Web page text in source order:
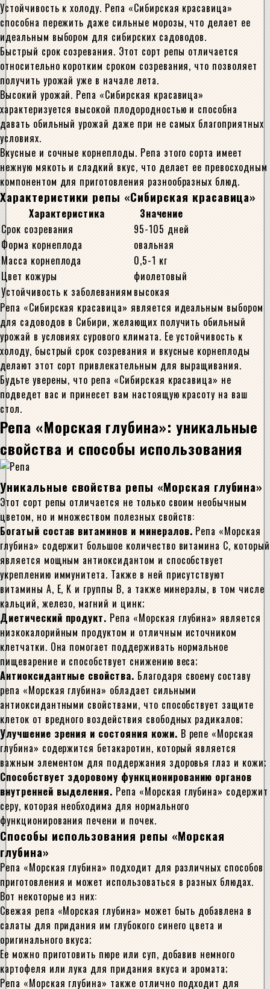
Устойчивость к холоду. Репа «Сибирская красавица»
способна пережить даже сильные морозы, что делает ее
идеальным выбором для сибирских садоводов.
Быстрый срок созревания. Этот сорт репы отличается
относительно коротким сроком созревания, что позволяет
получить урожай уже в начале лета.
Высокий урожай. Репа «Сибирская красавица»
характеризуется высокой плодородностью и способна
давать обильный урожай даже при не самых благоприятных
условиях.
Вкусные и сочные корнеплоды. Репа этого сорта имеет
нежную мякоть и сладкий вкус, что делает ее превосходным
компонентом для приготовления разнообразных блюд.
Характеристики репы «Сибирская красавица»
Характеристика
Значение
Срок созревания
95-105 дней
Форма корнеплода
овальная
Масса корнеплода
0,5-1 кг
Цвет кожуры
фиолетовый
Устойчивость к заболеваниям высокая
Репа «Сибирская красавица» является идеальным выбором
для садоводов в Сибири, желающих получить обильный
урожай в условиях сурового климата. Ее устойчивость к
холоду, быстрый срок созревания и вкусные корнеплоды
делают этот сорт привлекательным для выращивания.
Будьте уверены, что репа «Сибирская красавица» не
подведет вас и принесет вам настоящую красоту на ваш
стол.
Репа «Морская глубина»: уникальные
свойства и способы использования
Уникальные свойства репы «Морская глубина»
Этот сорт репы отличается не только своим необычным
цветом, но и множеством полезных свойств:
Богатый состав витаминов и минералов. Репа «Морская
глубина» содержит большое количество витамина C, который
является мощным антиоксидантом и способствует
укреплению иммунитета. Также в ней присутствуют
витамины A, E, K и группы B, а также минералы, в том числе
кальций, железо, магний и цинк;
Диетический продукт. Репа «Морская глубина» является
низкокалорийным продуктом и отличным источником
клетчатки. Она помогает поддерживать нормальное
пищеварение и способствует снижению веса;
Антиоксидантные свойства. Благодаря своему составу
репа «Морская глубина» обладает сильными
антиоксидантными свойствами, что способствует защите
клеток от вредного воздействия свободных радикалов;
Улучшение зрения и состояния кожи. В репе «Морская
глубина» содержится бетакаротин, который является
важным элементом для поддержания здоровья глаз и кожи;
Способствует здоровому функционированию органов
внутренней выделения. Репа «Морская глубина» содержит
серу, которая необходима для нормального
функционирования печени и почек.
Способы использования репы «Морская
глубина»
Репа «Морская глубина» подходит для различных способов
приготовления и может использоваться в разных блюдах.
Вот некоторые из них:
Свежая репа «Морская глубина» может быть добавлена в
салаты для придания им глубокого синего цвета и
оригинального вкуса;
Ее можно приготовить пюре или суп, добавив немного
картофеля или лука для придания вкуса и аромата;
Репа «Морская глубина» также отлично подходит для